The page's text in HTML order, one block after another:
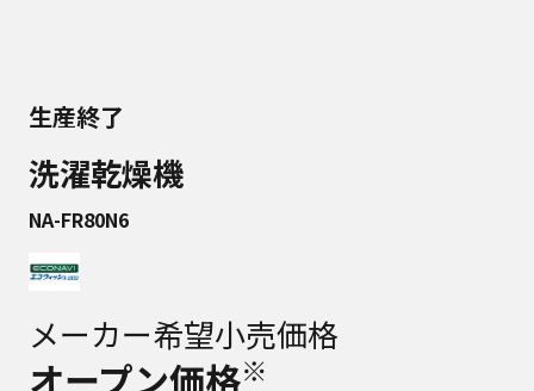
生産終了
洗濯乾燥機
NA-FR80N6
メーカー希望小売価格
オープン価格※